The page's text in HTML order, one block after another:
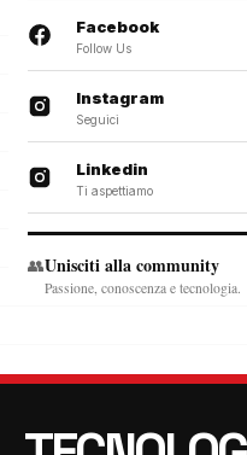
Facebook
Follow Us
Instagram
Seguici
Linkedin
Ti aspettiamo
👥Unisciti alla community
Passione, conoscenza e tecnologia.